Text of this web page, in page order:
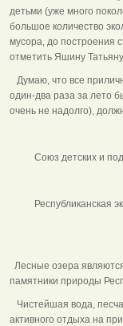
детьми (уже много
большое количество
мусора, до построения
отметить Яшину
Думаю, что все
один-два раза за лето
очень не надолго),
Союз детских и
Республиканская
Лесные озера
памятники природы
Чистейшая вода,
активного отдыха на